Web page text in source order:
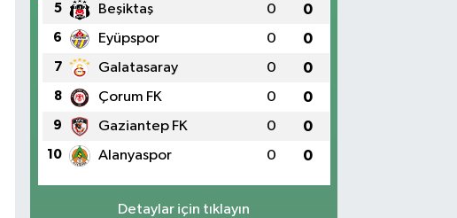
5 Beşiktaş 0 0
6 Eyüpspor 0 0
7 Galatasaray 0 0
8 Çorum FK 0 0
9 Gaziantep FK 0 0
10 Alanyaspor 0 0
Detaylar için tıklayın